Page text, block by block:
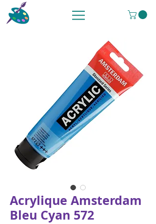
Acrylique Amsterdam
Bleu Cyan 572